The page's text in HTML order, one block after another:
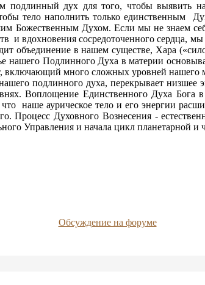
подлинный дух для того, чтобы выявить
тело наполнить только
Божественным Духом. Если мы не знаем
и вдохновения сосредоточенного
объединение в нашем существе, Хара
нашего Подлинного Духа в материи
включающий много сложных уровней
подлинного духа, перекрывает
Воплощение Единственного Духа Бога
наше аурическое тело и его энергии
Процесс Духовного Вознесения -
Управления и начала цикл планетарной и
Обсуждение на форуме